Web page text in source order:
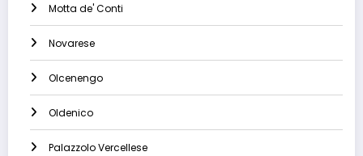
Motta de' Conti
Novarese
Olcenengo
Oldenico
Palazzolo Vercellese